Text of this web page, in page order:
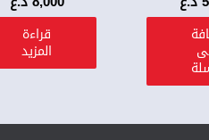
قراءة
المزيد